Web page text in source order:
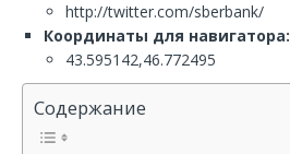
http://twitter.com/sberbank/
Координаты для навигатора:
43.595142,46.772495
Содержание